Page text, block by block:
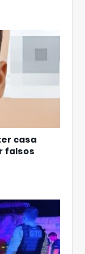
casa
falsos